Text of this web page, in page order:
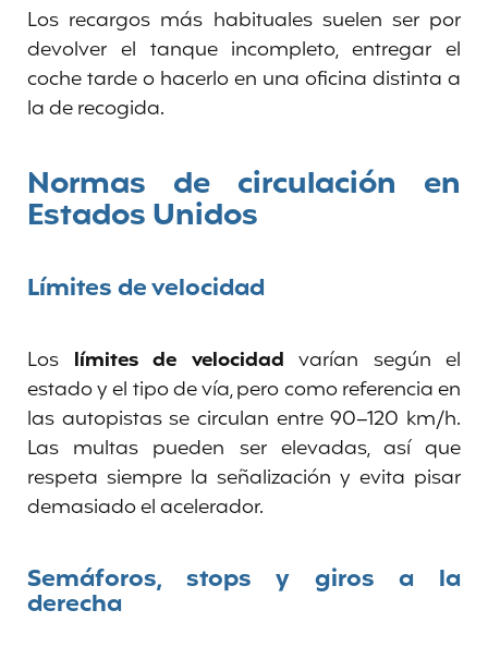
Los recargos más habituales suelen ser por
devolver el tanque incompleto, entregar el
coche tarde o hacerlo en una oficina distinta a
la de recogida.
Normas de circulación en
Estados Unidos
Límites de velocidad
Los límites de velocidad varían según el
estado y el tipo de vía, pero como referencia en
las autopistas se circulan entre 90–120 km/h.
Las multas pueden ser elevadas, así que
respeta siempre la señalización y evita pisar
demasiado el acelerador.
Semáforos, stops y giros a la
derecha